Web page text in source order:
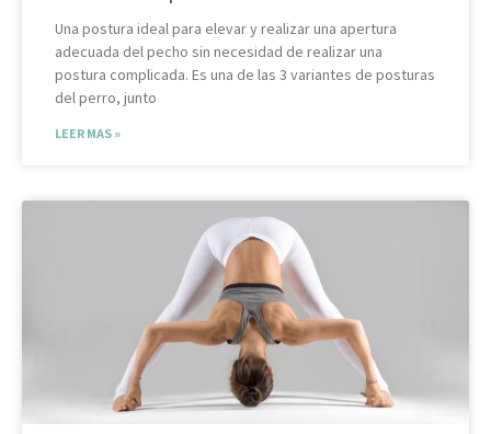
Una postura ideal para elevar y realizar una apertura
adecuada del pecho sin necesidad de realizar una
postura complicada. Es una de las 3 variantes de posturas
del perro, junto
LEER MAS »